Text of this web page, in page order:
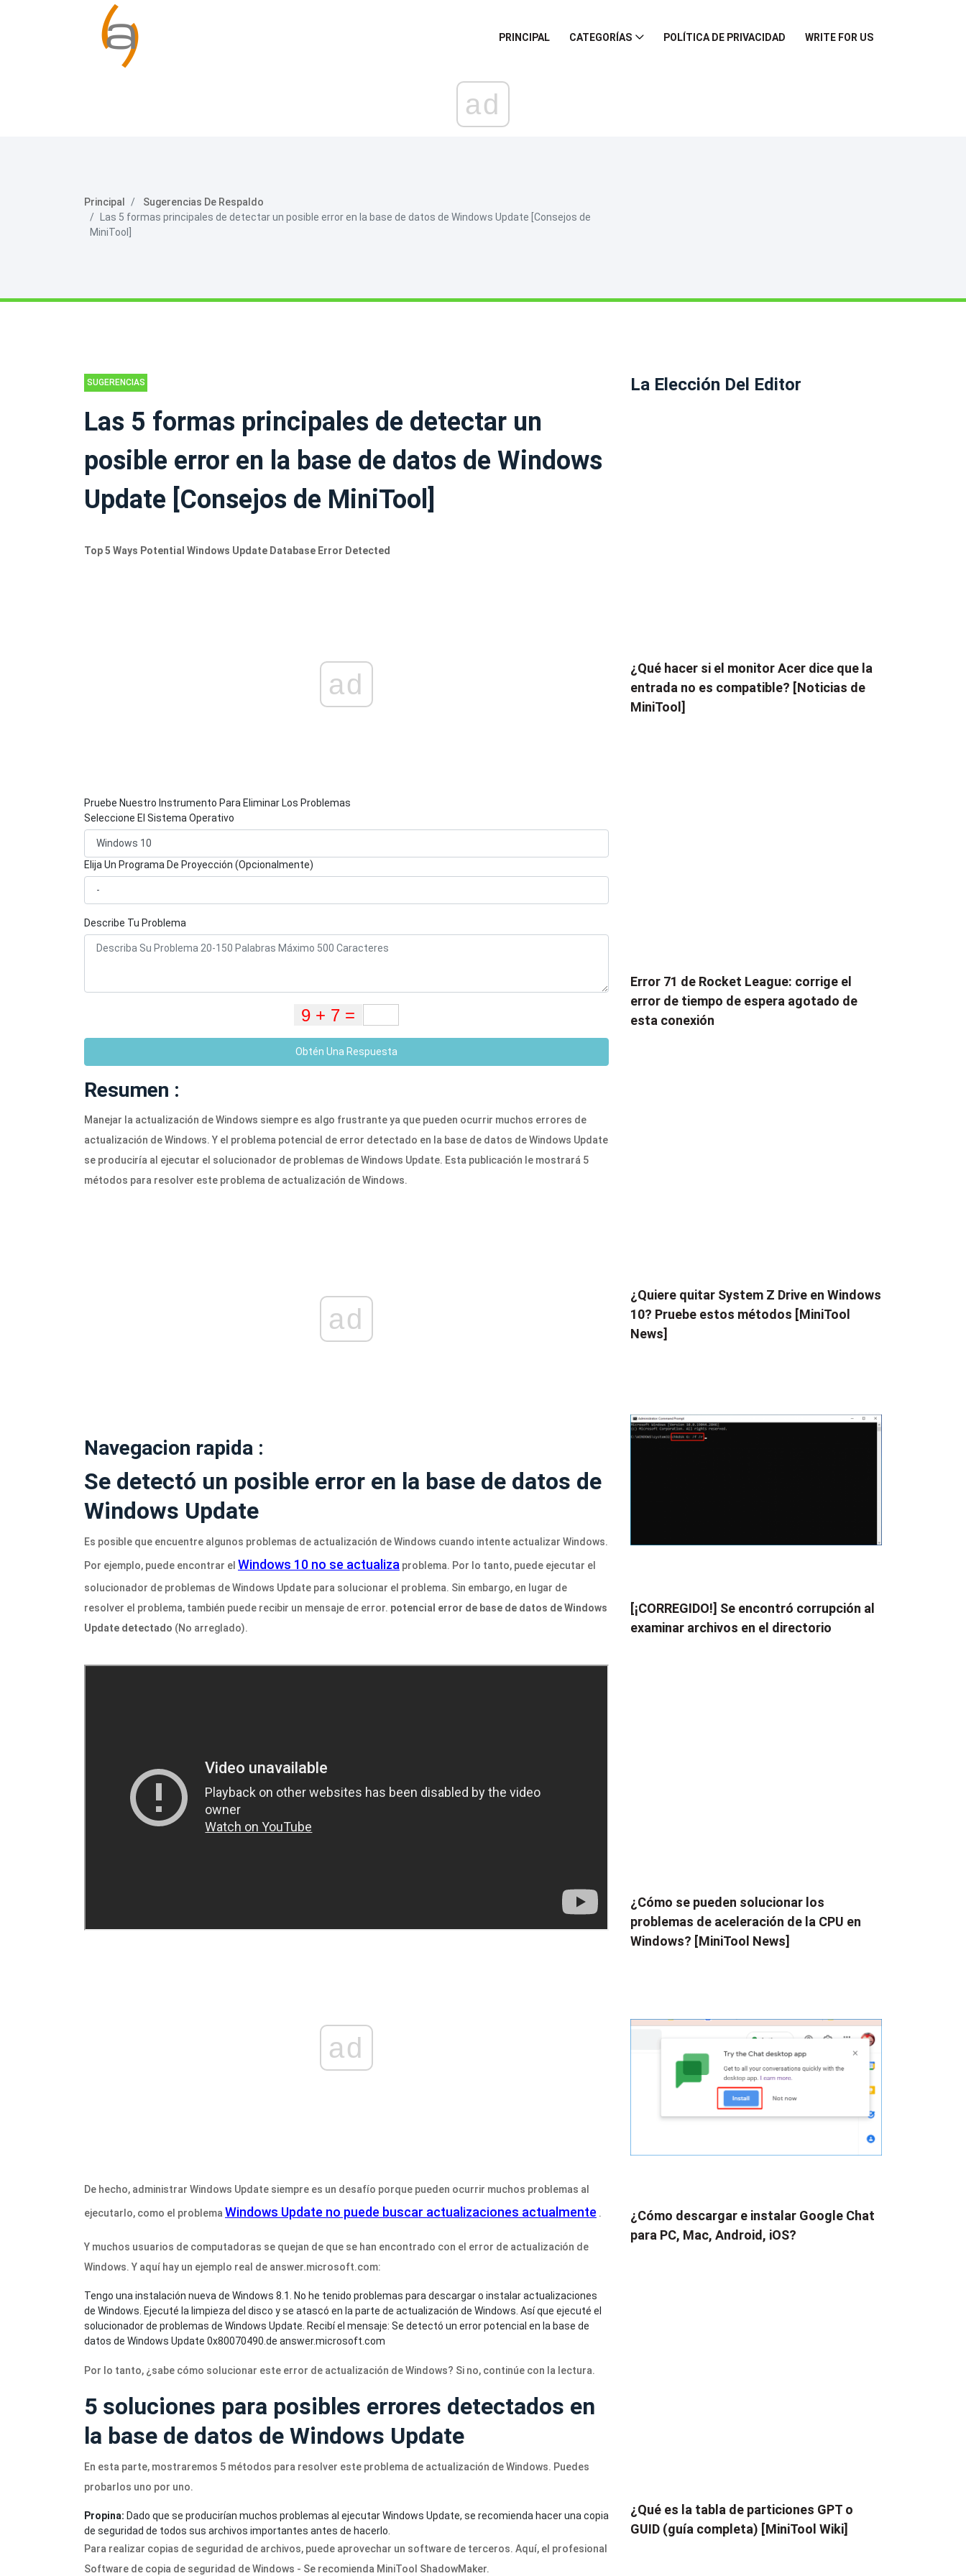
PRINCIPAL CATEGORÍAS POLÍTICA DE PRIVACIDAD WRITE FOR US
ad
Principal
Sugerencias De Respaldo
Las 5 formas principales de detectar un posible error en la base de datos de Windows Update [Consejos de
MiniTool]
SUGERENCIAS
Las 5 formas principales de detectar un
posible error en la base de datos de Windows
Update [Consejos de MiniTool]
Top 5 Ways Potential Windows Update Database Error Detected
ad
Pruebe Nuestro Instrumento Para Eliminar Los Problemas
Seleccione El Sistema Operativo
Elija Un Programa De Proyección (Opcionalmente)
Describe Tu Problema
Obtén Una Respuesta
Resumen :
Manejar la actualización de Windows siempre es algo frustrante ya que pueden ocurrir muchos errores de
actualización de Windows. Y el problema potencial de error detectado en la base de datos de Windows Update
se produciría al ejecutar el solucionador de problemas de Windows Update. Esta publicación le mostrará 5
métodos para resolver este problema de actualización de Windows.
ad
Navegacion rapida :
Se detectó un posible error en la base de datos de
Windows Update
Es posible que encuentre algunos problemas de actualización de Windows cuando intente actualizar Windows.
Por ejemplo, puede encontrar el Windows 10 no se actualiza problema. Por lo tanto, puede ejecutar el
solucionador de problemas de Windows Update para solucionar el problema. Sin embargo, en lugar de
resolver el problema, también puede recibir un mensaje de error. potencial error de base de datos de Windows
Update detectado (No arreglado).
ad
De hecho, administrar Windows Update siempre es un desafío porque pueden ocurrir muchos problemas al
ejecutarlo, como el problema Windows Update no puede buscar actualizaciones actualmente .
Y muchos usuarios de computadoras se quejan de que se han encontrado con el error de actualización de
Windows. Y aquí hay un ejemplo real de answer.microsoft.com:
Tengo una instalación nueva de Windows 8.1. No he tenido problemas para descargar o instalar actualizaciones
de Windows. Ejecuté la limpieza del disco y se atascó en la parte de actualización de Windows. Así que ejecuté el
solucionador de problemas de Windows Update. Recibí el mensaje: Se detectó un error potencial en la base de
datos de Windows Update 0x80070490. de answer.microsoft.com
Por lo tanto, ¿sabe cómo solucionar este error de actualización de Windows? Si no, continúe con la lectura.
5 soluciones para posibles errores detectados en
la base de datos de Windows Update
En esta parte, mostraremos 5 métodos para resolver este problema de actualización de Windows. Puedes
probarlos uno por uno.
Propina: Dado que se producirían muchos problemas al ejecutar Windows Update, se recomienda hacer una copia
de seguridad de todos sus archivos importantes antes de hacerlo.
Para realizar copias de seguridad de archivos, puede aprovechar un software de terceros. Aquí, el profesional
Software de copia de seguridad de Windows - Se recomienda MiniTool ShadowMaker.
La Elección Del Editor
¿Qué hacer si el monitor Acer dice que la
entrada no es compatible? [Noticias de
MiniTool]
Error 71 de Rocket League: corrige el
error de tiempo de espera agotado de
esta conexión
¿Quiere quitar System Z Drive en Windows
10? Pruebe estos métodos [MiniTool
News]
[¡CORREGIDO!] Se encontró corrupción al
examinar archivos en el directorio
¿Cómo se pueden solucionar los
problemas de aceleración de la CPU en
Windows? [MiniTool News]
¿Cómo descargar e instalar Google Chat
para PC, Mac, Android, iOS?
¿Qué es la tabla de particiones GPT o
GUID (guía completa) [MiniTool Wiki]